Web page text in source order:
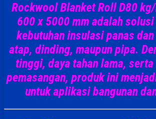
Rockwool Blanket Roll D80
600 x 5000 mmadalah
kebutuhan insulasi panas
atap, dinding, maupun pipa.
tinggi, daya tahan lama, serta
pemasangan, produk ini
untuk aplikasi bangunan